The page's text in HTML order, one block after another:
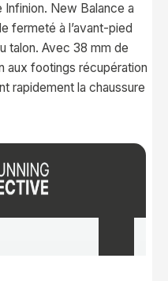
New Balance a
fermeté à l’avant-pied
talon. Avec 38 mm de
aux footings récupération
rapidement la chaussure